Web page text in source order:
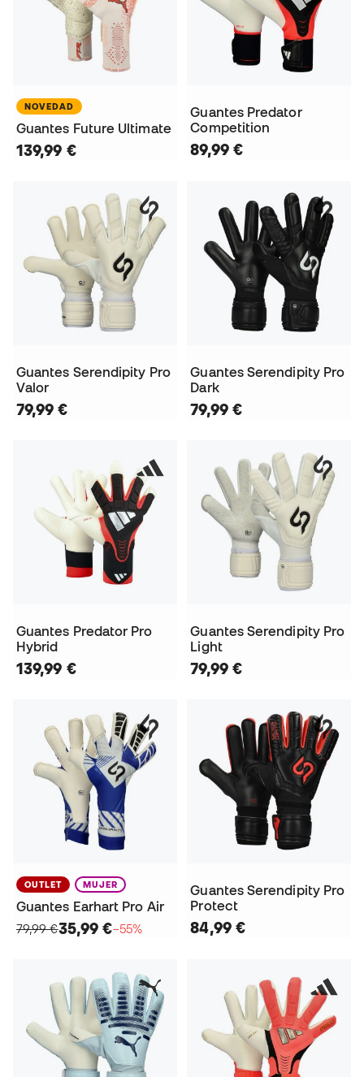
NOVEDAD
Guantes Future Ultimate
139,99 €
Guantes Predator
Competition
89,99 €
Guantes Serendipity Pro
Valor
79,99 €
Guantes Serendipity Pro
Dark
79,99 €
Guantes Predator Pro
Hybrid
139,99 €
Guantes Serendipity Pro
Light
79,99 €
OUTLET MUJER
Guantes Earhart Pro Air
79,99 €35,99 €−55%
Guantes Serendipity Pro
Protect
84,99 €